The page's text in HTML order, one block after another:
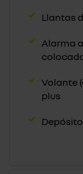
Llantas
Alarma
Volante
plus